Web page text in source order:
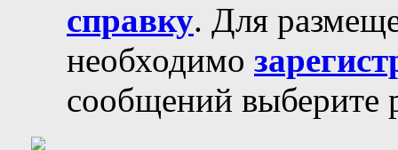
справку. Для
необходимо
сообщений выберите